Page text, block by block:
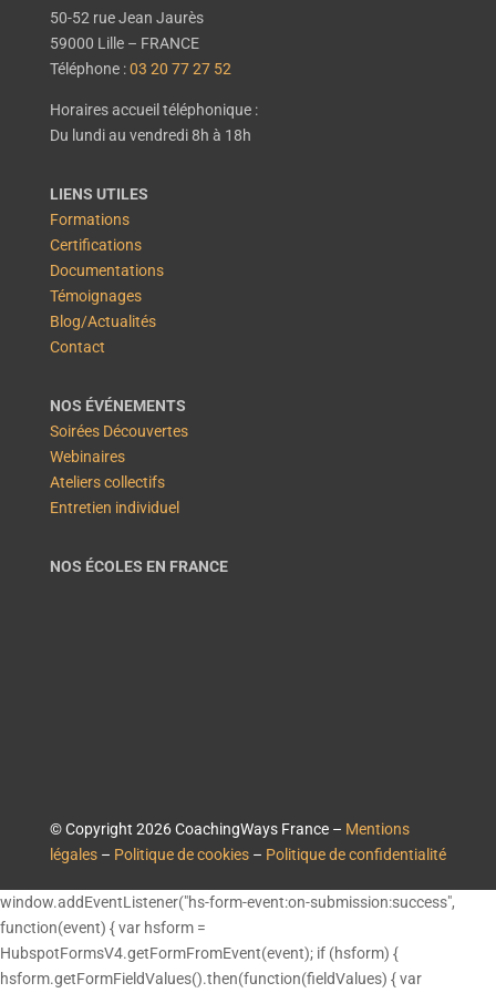
50-52 rue Jean Jaurès
59000 Lille – FRANCE
Téléphone :03 20 77 27 52
Horaires accueil téléphonique :
Du lundi au vendredi 8h à 18h
LIENS UTILES
Formations
Certifications
Documentations
Témoignages
Blog/Actualités
Contact
NOS ÉVÉNEMENTS
Soirées Découvertes
Webinaires
Ateliers collectifs
Entretien individuel
NOS ÉCOLES EN FRANCE
© Copyright 2026 CoachingWays France – Mentions
légales– Politique de cookies– Politique de confidentialité
window.addEventListener("hs-form-event:on-submission:success",
function(event) { var hsform =
HubspotFormsV4.getFormFromEvent(event); if (hsform) {
hsform.getFormFieldValues().then(function(fieldValues) { var